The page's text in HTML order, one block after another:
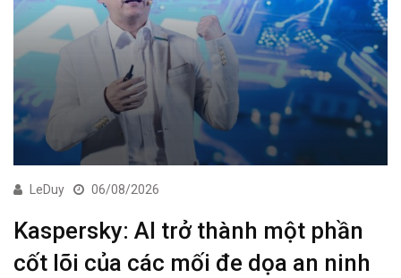
LeDuy 06/08/2026
Kaspersky: AI trở thành một phần
cốt lõi của các mối đe dọa an ninh